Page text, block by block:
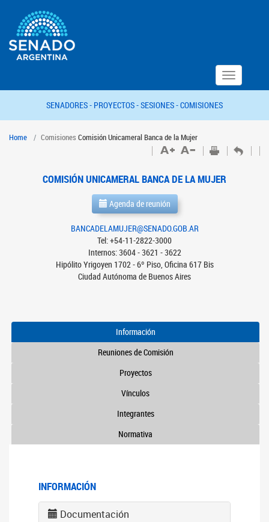
Toggle
navigation
SENADORES - PROYECTOS -SESIONES -COMISIONES
Home Comisiones Comisión Unicameral Banca de la Mujer
COMISIÓN UNICAMERAL BANCA DE LA MUJER
Agenda de reunión
BANCADELAMUJER@SENADO.GOB.AR
Tel: +54-11-2822-3000
Internos: 3604 - 3621 - 3622
Hipólito Yrigoyen 1702 - 6º Piso, Oficina 617 Bis
Ciudad Autónoma de Buenos Aires
Información
Reuniones de Comisión
Proyectos
Vínculos
Integrantes
Normativa
INFORMACIÓN
Documentación